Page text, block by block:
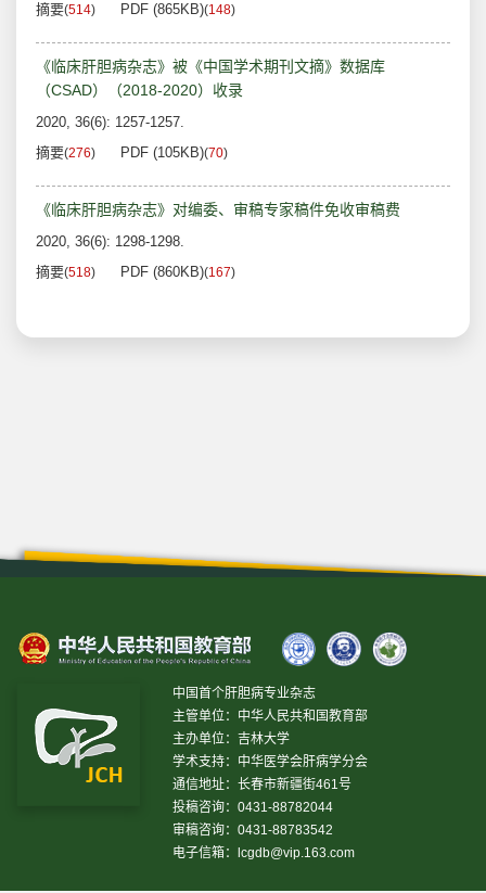
摘要(514) PDF (865KB)(148)
《临床肝胆病杂志》被《中国学术期刊文摘》数据库
（CSAD）（2018-2020）收录
2020, 36(6): 1257-1257.
摘要(276) PDF (105KB)(70)
《临床肝胆病杂志》对编委、审稿专家稿件免收审稿费
2020, 36(6): 1298-1298.
摘要(518) PDF (860KB)(167)
中国首个肝胆病专业杂志
主管单位：中华人民共和国教育部
主办单位：吉林大学
学术支持：中华医学会肝病学分会
通信地址：长春市新疆街461号
投稿咨询：0431-88782044
审稿咨询：0431-88783542
电子信箱：
lcgdb@vip.163.com